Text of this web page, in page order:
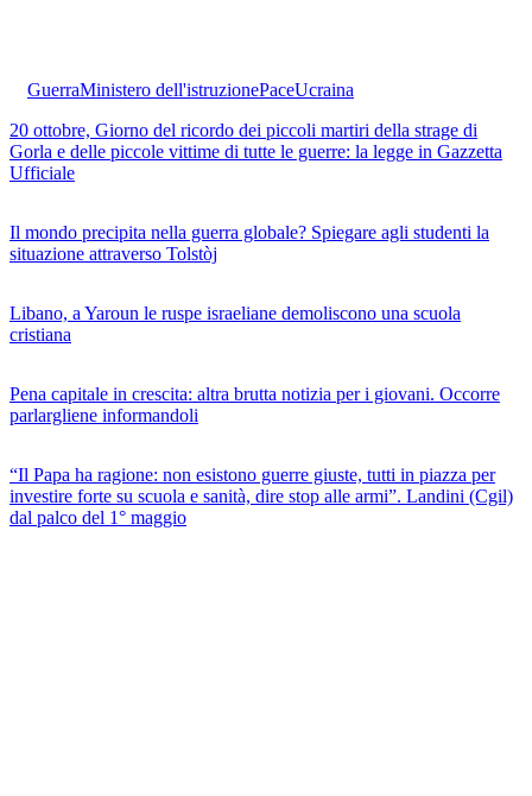
GuerraMinistero dell'istruzionePaceUcraina
20 ottobre, Giorno del ricordo dei piccoli martiri della strage di
Gorla e delle piccole vittime di tutte le guerre: la legge in Gazzetta
Ufficiale
Il mondo precipita nella guerra globale? Spiegare agli studenti la
situazione attraverso Tolstòj
Libano, a Yaroun le ruspe israeliane demoliscono una scuola
cristiana
Pena capitale in crescita: altra brutta notizia per i giovani. Occorre
parlargliene informandoli
“Il Papa ha ragione: non esistono guerre giuste, tutti in piazza per
investire forte su scuola e sanità, dire stop alle armi”. Landini (Cgil)
dal palco del 1° maggio